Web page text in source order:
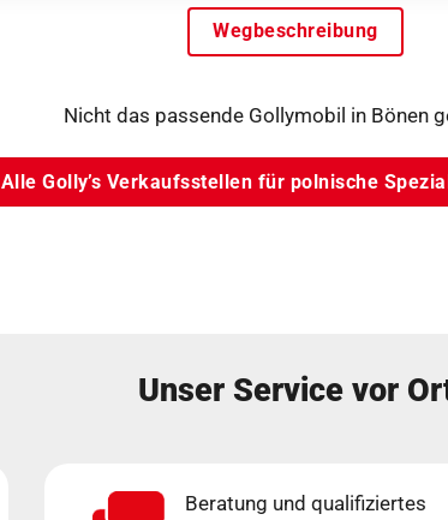
Wegbeschreibung
Nicht das passende Gollymobil in Bönen
Alle Golly’s Verkaufsstellen für polnische
Unser Service vor
Beratung und qualifiziertes